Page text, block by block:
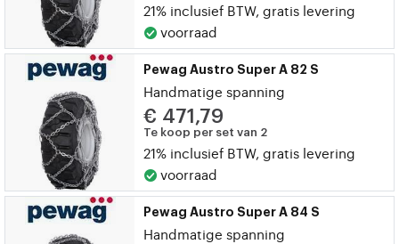
21% inclusief BTW, gratis levering
voorraad
Pewag Austro Super A 82 S
Handmatige spanning
€ 471,79
Te koop per set van 2
21% inclusief BTW, gratis levering
voorraad
Pewag Austro Super A 84 S
Handmatige spanning